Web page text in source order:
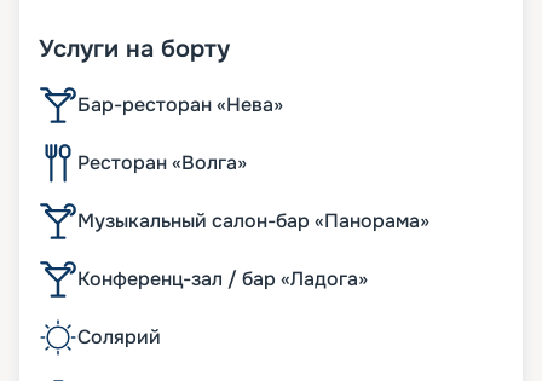
Услуги на борту
Бар-ресторан «Нева»
Ресторан «Волга»
Музыкальный салон-бар «Панорама»
Конференц-зал / бар «Ладога»
Солярий